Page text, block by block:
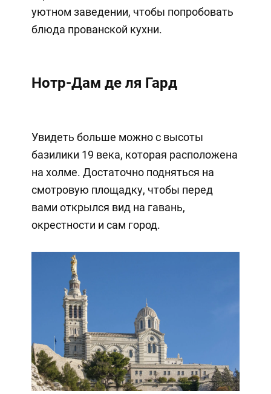
уютном заведении, чтобы попробовать
блюда прованской кухни.
Нотр-Дам де ля Гард
Увидеть больше можно с высоты
базилики 19 века, которая расположена
на холме. Достаточно подняться на
смотровую площадку, чтобы перед
вами открылся вид на гавань,
окрестности и сам город.